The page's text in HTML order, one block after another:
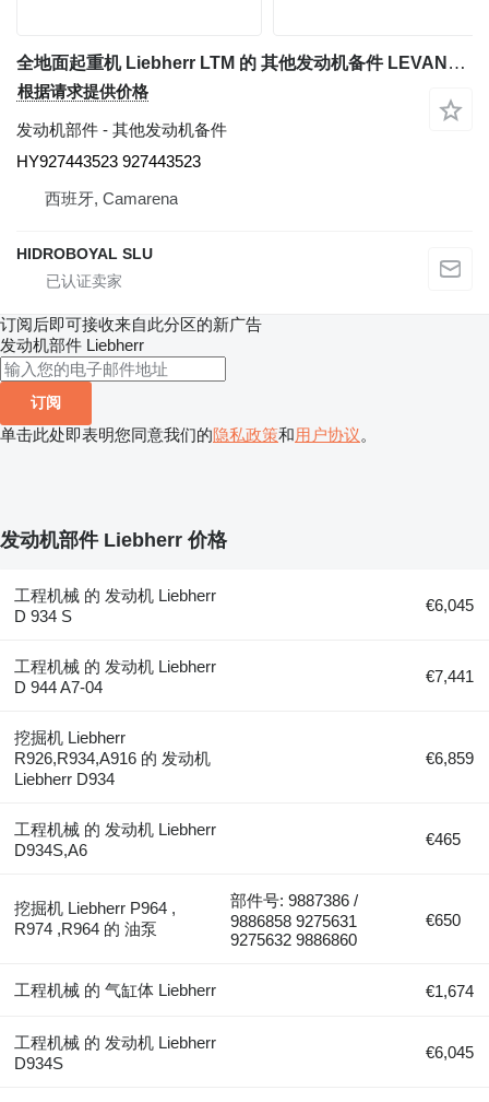
全地面起重机 Liebherr LTM 的 其他发动机备件 LEVANTAVALVULAS HY927443523
根据请求提供价格
发动机部件 - 其他发动机备件
HY927443523 927443523
西班牙, Camarena
HIDROBOYAL SLU
订阅后即可接收来自此分区的新广告
发动机部件 Liebherr
订阅
单击此处即表明您同意我们的隐私政策和用户协议。
发动机部件 Liebherr 价格
工程机械 的 发动机 Liebherr
D 934 S
€6,045
工程机械 的 发动机 Liebherr
D 944 A7-04
€7,441
挖掘机 Liebherr
R926,R934,A916 的 发动机
Liebherr D934
€6,859
工程机械 的 发动机 Liebherr
D934S,A6
€465
挖掘机 Liebherr P964 ,
R974 ,R964 的 油泵
部件号: 9887386 /
9886858 9275631
9275632 9886860
€650
工程机械 的 气缸体 Liebherr €1,674
工程机械 的 发动机 Liebherr
D934S
€6,045